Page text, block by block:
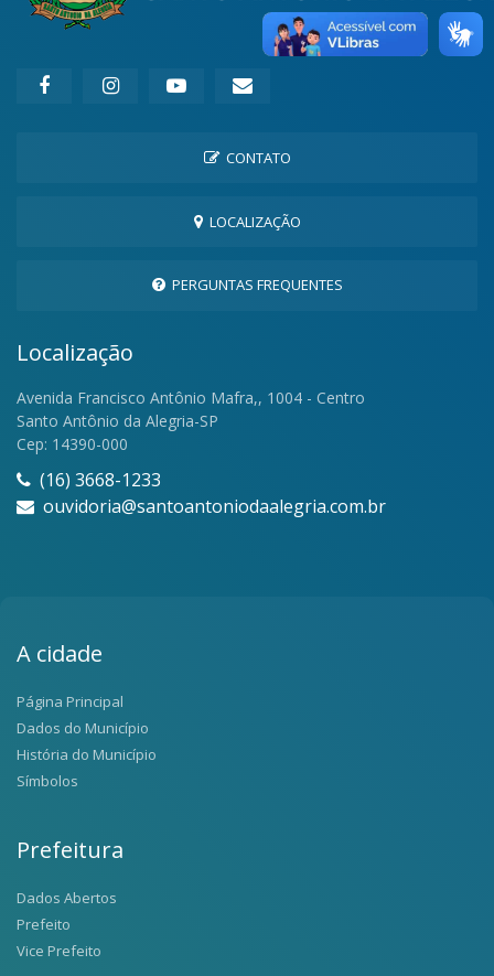
CONTATO
LOCALIZAÇÃO
PERGUNTAS FREQUENTES
Localização
Avenida Francisco Antônio Mafra,, 1004 - Centro
Santo Antônio da Alegria-SP
Cep: 14390-000
(16) 3668-1233
ouvidoria@santoantoniodaalegria.com.br
A cidade
Página Principal
Dados do Município
História do Município
Símbolos
Prefeitura
Dados Abertos
Prefeito
Vice Prefeito